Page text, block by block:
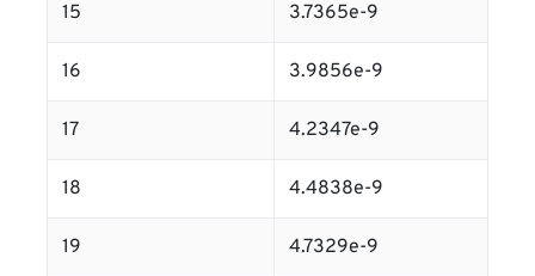
15 3.7365e-9
16 3.9856e-9
17 4.2347e-9
18 4.4838e-9
19 4.7329e-9